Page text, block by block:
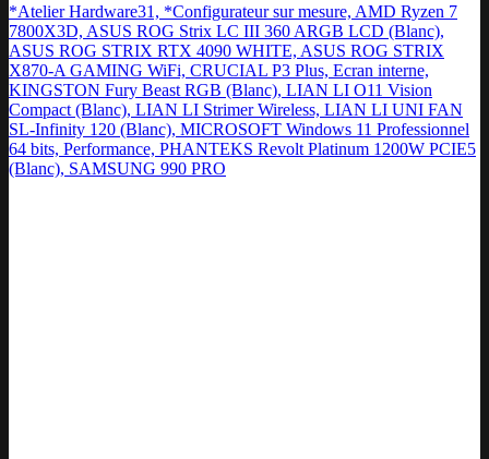
*Atelier Hardware31, *Configurateur sur mesure, AMD Ryzen 7
7800X3D, ASUS ROG Strix LC III 360 ARGB LCD (Blanc),
ASUS ROG STRIX RTX 4090 WHITE, ASUS ROG STRIX
X870-A GAMING WiFi, CRUCIAL P3 Plus, Ecran interne,
KINGSTON Fury Beast RGB (Blanc), LIAN LI O11 Vision
Compact (Blanc), LIAN LI Strimer Wireless, LIAN LI UNI FAN
SL-Infinity 120 (Blanc), MICROSOFT Windows 11 Professionnel
64 bits, Performance, PHANTEKS Revolt Platinum 1200W PCIE5
(Blanc), SAMSUNG 990 PRO